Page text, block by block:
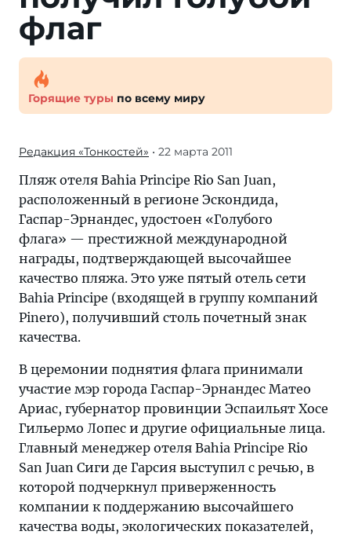
флаг
Горящие туры по всему миру
Редакция «Тонкостей» • 22 марта 2011
Пляж отеля Bahia Principe Rio San Juan,
расположенный в регионе Эскондида,
Гаспар-Эрнандес, удостоен «Голубого
флага» — престижной международной
награды, подтверждающей высочайшее
качество пляжа. Это уже пятый отель сети
Bahia Principe (входящей в группу компаний
Pinero), получивший столь почетный знак
качества.
В церемонии поднятия флага принимали
участие мэр города Гаспар-Эрнандес Матео
Ариас, губернатор провинции Эспаильят Хосе
Гильермо Лопес и другие официальные лица.
Главный менеджер отеля Bahia Principe Rio
San Juan Сиги де Гарсия выступил с речью, в
которой подчеркнул приверженность
компании к поддержанию высочайшего
качества воды, экологических показателей,